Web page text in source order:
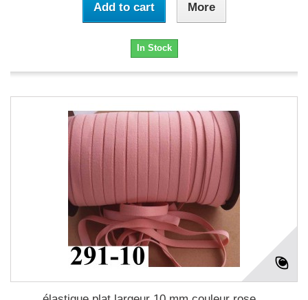
Add to cart More
In Stock